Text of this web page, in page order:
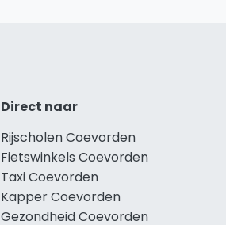
Direct naar
Rijscholen Coevorden
Fietswinkels Coevorden
Taxi Coevorden
Kapper Coevorden
Gezondheid Coevorden